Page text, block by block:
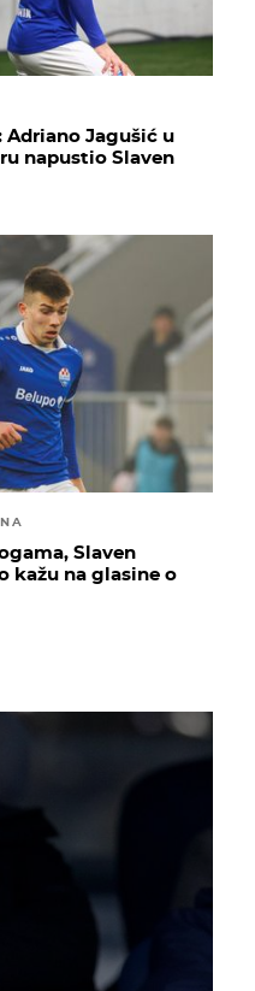
Adriano Jagušić u
napustio Slaven
Slaven
kažu na glasine o